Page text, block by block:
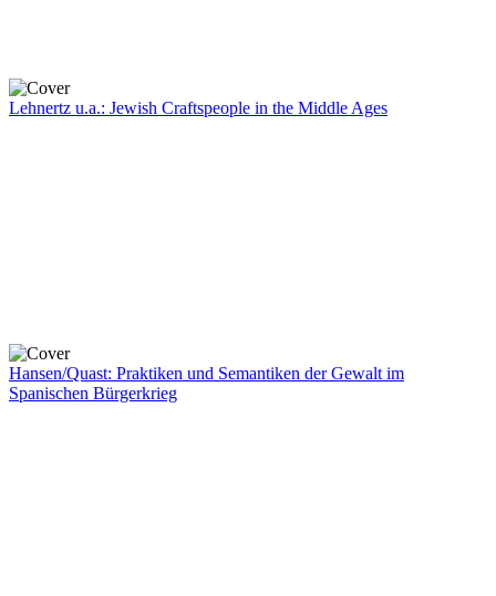
Lehnertz u.a.: Jewish Craftspeople in the Middle Ages
Hansen/Quast: Praktiken und Semantiken der Gewalt im
Spanischen Bürgerkrieg